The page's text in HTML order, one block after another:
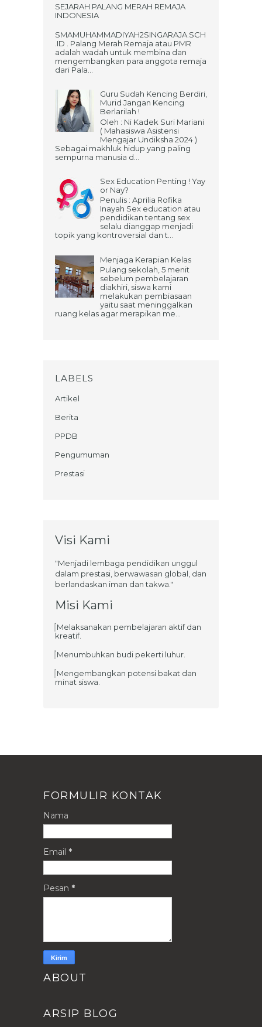
SEJARAH PALANG MERAH REMAJA
INDONESIA
SMAMUHAMMADIYAH2SINGARAJA.SCH
.ID . Palang Merah Remaja atau PMR
adalah wadah untuk membina dan
mengembangkan para anggota remaja
dari Pala...
Guru Sudah Kencing Berdiri,
Murid Jangan Kencing
Berlarilah !
Oleh : Ni Kadek Suri Mariani
( Mahasiswa Asistensi
Mengajar Undiksha 2024 )
Sebagai makhluk hidup yang paling
sempurna manusia d...
Sex Education Penting ! Yay
or Nay?
Penulis : Aprilia Rofika
Inayah Sex education atau
pendidikan tentang sex
selalu dianggap menjadi
topik yang kontroversial dan t...
Menjaga Kerapian Kelas
Pulang sekolah, 5 menit
sebelum pembelajaran
diakhiri, siswa kami
melakukan pembiasaan
yaitu saat meninggalkan
ruang kelas agar merapikan me...
LABELS
Artikel
Berita
PPDB
Pengumuman
Prestasi
Visi Kami
"Menjadi lembaga pendidikan unggul
dalam prestasi, berwawasan global, dan
berlandaskan iman dan takwa."
Misi Kami
Melaksanakan pembelajaran aktif dan
kreatif.
Menumbuhkan budi pekerti luhur.
Mengembangkan potensi bakat dan
minat siswa.
FORMULIR KONTAK
Nama
Email *
Pesan *
ABOUT
ARSIP BLOG